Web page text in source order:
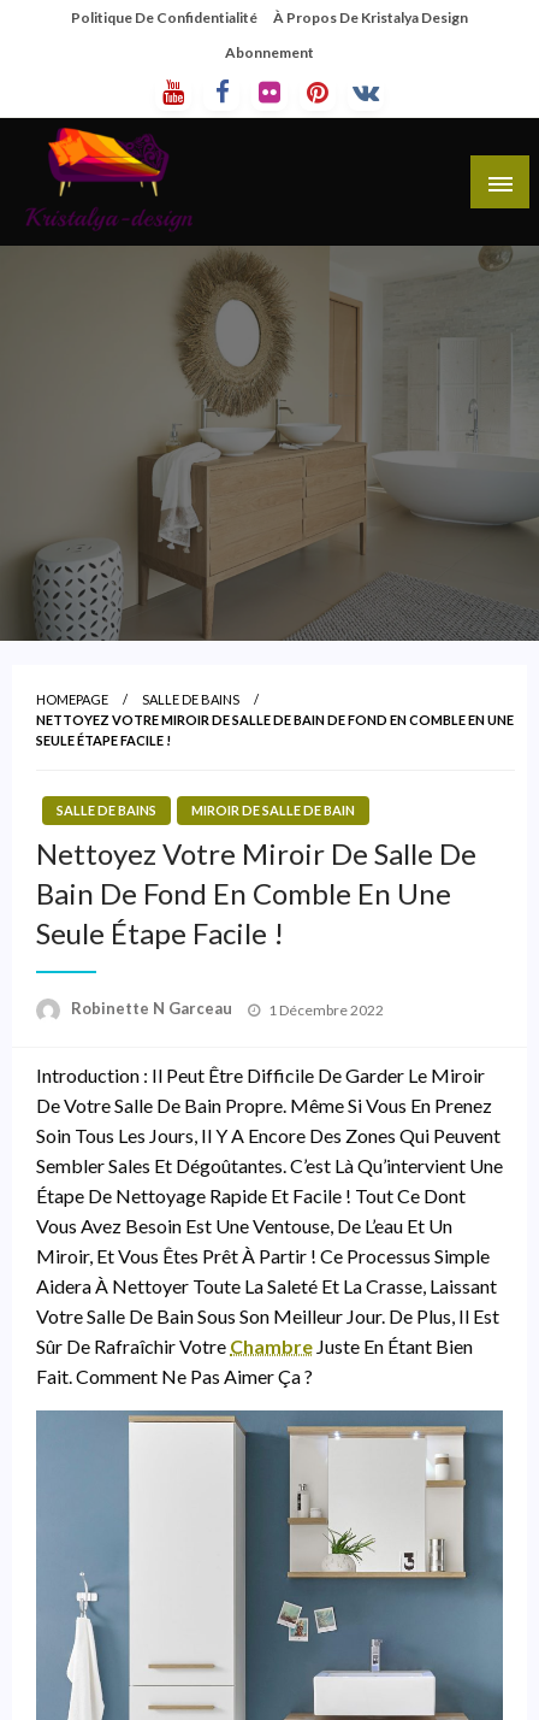
Politique De Confidentialité
À Propos De Kristalya Design
Abonnement
Kristalya Design
Site De Partage De Design De Mobilier Créatif
HOMEPAGE
SALLE DE BAINS
NETTOYEZ VOTRE MIROIR DE SALLE DE BAIN DE FOND EN COMBLE EN UNE
SEULE ÉTAPE FACILE !
SALLE DE BAINS MIROIR DE SALLE DE BAIN
Nettoyez Votre Miroir De Salle De
Bain De Fond En Comble En Une
Seule Étape Facile !
Robinette N Garceau
Posted
1 Décembre 2022
Introduction : Il Peut Être Difficile De Garder Le Miroir
De Votre Salle De Bain Propre. Même Si Vous En Prenez
Soin Tous Les Jours, Il Y A Encore Des Zones Qui Peuvent
Sembler Sales Et Dégoûtantes. C’est Là Qu’intervient Une
Étape De Nettoyage Rapide Et Facile ! Tout Ce Dont
Vous Avez Besoin Est Une Ventouse, De L’eau Et Un
Miroir, Et Vous Êtes Prêt À Partir ! Ce Processus Simple
Aidera À Nettoyer Toute La Saleté Et La Crasse, Laissant
Votre Salle De Bain Sous Son Meilleur Jour. De Plus, Il Est
Sûr De Rafraîchir Votre Chambre Juste En Étant Bien
Fait. Comment Ne Pas Aimer Ça ?